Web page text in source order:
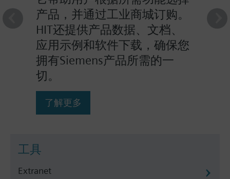
产品，并通过工业商城订购。
HIT还提供产品数据、文档、
应用示例和软件下载，确保您
拥有Siemens产品所需的一
切。
了解更多
工具
Extranet